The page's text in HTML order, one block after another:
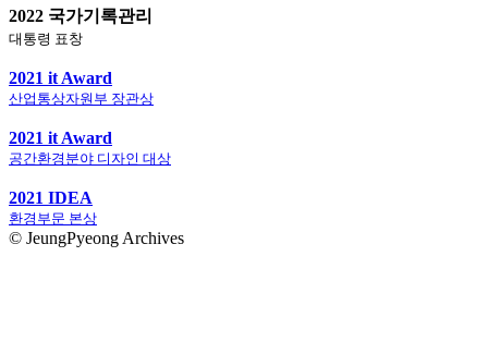
2022 국가기록관리
대통령 표창
2021 it Award
산업통상자원부 장관상
2021 it Award
공간환경분야 디자인 대상
2021 IDEA
환경부문 본상
© JeungPyeong Archives